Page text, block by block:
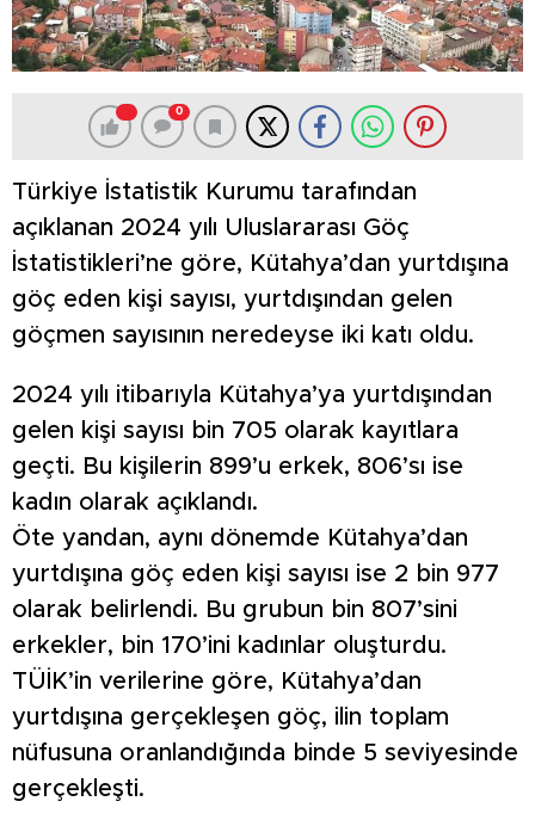
0
Türkiye İstatistik Kurumu tarafından
açıklanan 2024 yılı Uluslararası Göç
İstatistikleri’ne göre, Kütahya’dan yurtdışına
göç eden kişi sayısı, yurtdışından gelen
göçmen sayısının neredeyse iki katı oldu.
2024 yılı itibarıyla Kütahya’ya yurtdışından
gelen kişi sayısı bin 705 olarak kayıtlara
geçti. Bu kişilerin 899’u erkek, 806’sı ise
kadın olarak açıklandı.
Öte yandan, aynı dönemde Kütahya’dan
yurtdışına göç eden kişi sayısı ise 2 bin 977
olarak belirlendi. Bu grubun bin 807’sini
erkekler, bin 170’ini kadınlar oluşturdu.
TÜİK’in verilerine göre, Kütahya’dan
yurtdışına gerçekleşen göç, ilin toplam
nüfusuna oranlandığında binde 5 seviyesinde
gerçekleşti.